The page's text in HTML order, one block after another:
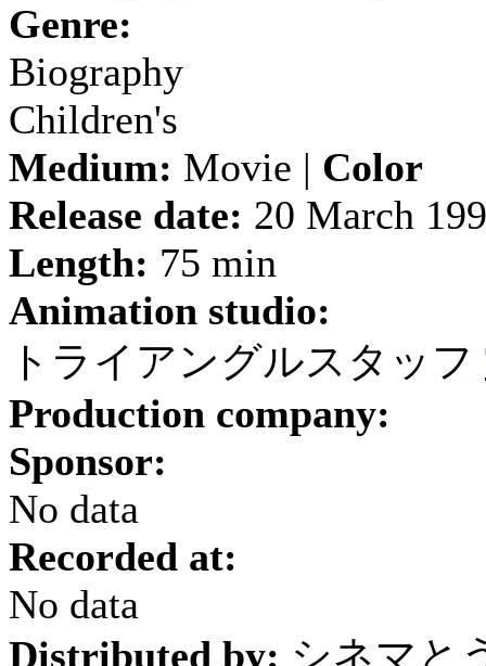
Genre:
Biography
Children's
Medium: Movie | Color
Release date: 20 March
Length: 75 min
Animation studio:
トライアングルスタッフ
Production company:
Sponsor:
No data
Recorded at:
No data
Distributed by: シネマと